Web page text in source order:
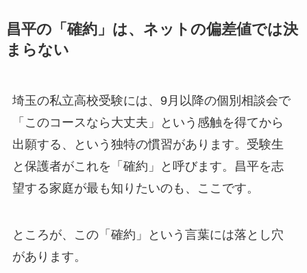
昌平の「確約」は、ネットの偏差値では決
まらない
埼玉の私立高校受験には、9月以降の個別相談会で
「このコースなら大丈夫」という感触を得てから
出願する、という独特の慣習があります。受験生
と保護者がこれを「確約」と呼びます。昌平を志
望する家庭が最も知りたいのも、ここです。
ところが、この「確約」という言葉には落とし穴
があります。